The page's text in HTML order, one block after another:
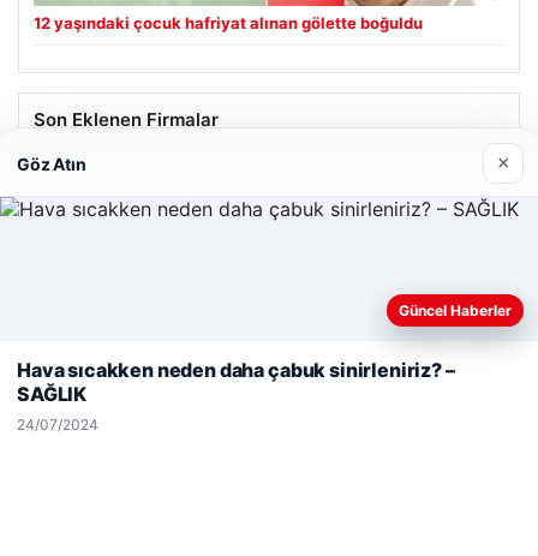
12 yaşındaki çocuk hafriyat alınan gölette boğuldu
Son Eklenen Firmalar
Hastaş Beton
26/05/2026
© 2026 Haber Notları – Güncel Haberler
Web sitemizi nasıl kullandığınızı daha iyi anlayabilmek,
kullanıyoruz.Çerez Politikamız
Göz Atın ×
Güncel Haberler
Hava sıcakken neden daha çabuk sinirleniriz? –
SAĞLIK
24/07/2024